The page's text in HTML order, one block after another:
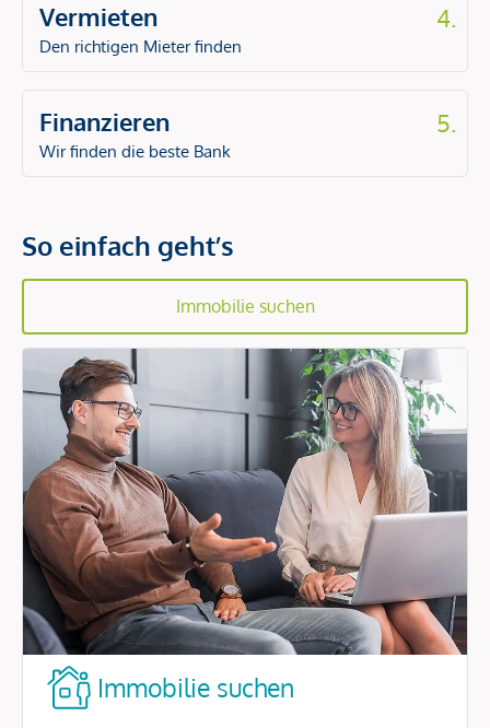
Vermieten
Den richtigen Mieter finden
4.
Finanzieren
Wir finden die beste Bank
5.
So einfach geht’s
Immobilie suchen
Immobilie suchen